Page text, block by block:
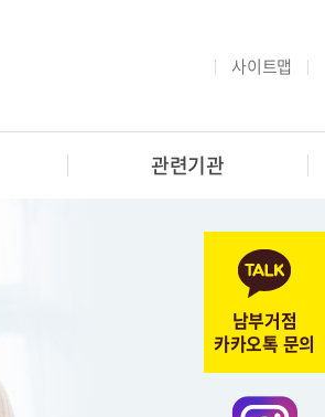
관련기관
사이트맵
남부거점
카카오톡 문의